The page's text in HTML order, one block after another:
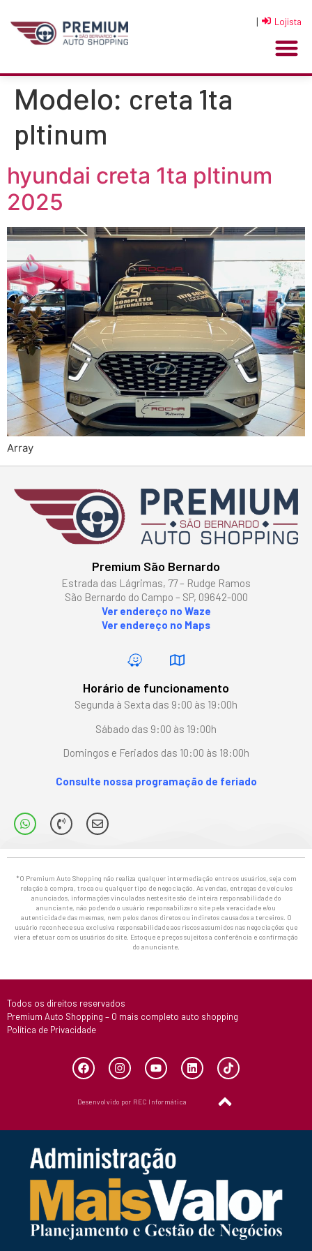
| Lojista
Modelo: creta 1ta
pltinum
hyundai creta 1ta pltinum
2025
Array
Premium São Bernardo
Estrada das Lágrimas, 77 – Rudge Ramos
São Bernardo do Campo – SP, 09642-000
Ver endereço no Waze
Ver endereço no Maps
Horário de funcionamento
Segunda à Sexta das 9:00 às 19:00h
Sábado das 9:00 às 19:00h
Domingos e Feriados das 10:00 às 18:00h
Consulte nossa programação de feriado
*O Premium Auto Shopping não realiza qualquer intermediação entre os usuários, seja com
relação à compra, troca ou qualquer tipo de negociação. As vendas, entregas de veículos
anunciados, informações vinculadas neste site são de inteira responsabilidade do
anunciante, não podendo o usuário responsabilizar o site pela veracidade e/ou
autenticidade das mesmas, nem pelos danos diretos ou indiretos causados a terceiros. O
usuário reconhece sua exclusiva responsabilidade aos riscos assumidos nas negociações que
vier a efetuar com os usuários do site. Estoque e preços sujeitos a conferência e confirmação
do anunciante.
Todos os direitos reservados
Premium Auto Shopping – O mais completo auto shopping
Política de Privacidade
Desenvolvido por REC Informática